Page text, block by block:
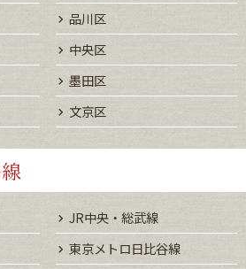
品川区
中央区
墨田区
文京区
JR中央・総武線
東京メトロ日比谷線